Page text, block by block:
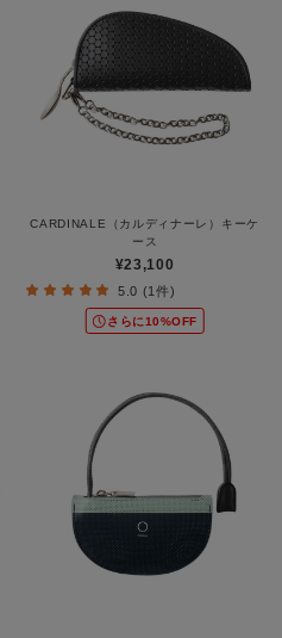
CARDINALE（カルディナーレ）キーケ
ース
¥23,100
5.0 (1件)
さらに10%OFF